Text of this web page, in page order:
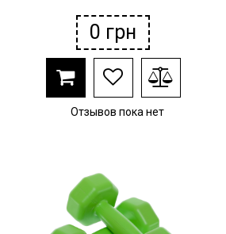
0 грн
Отзывов пока нет